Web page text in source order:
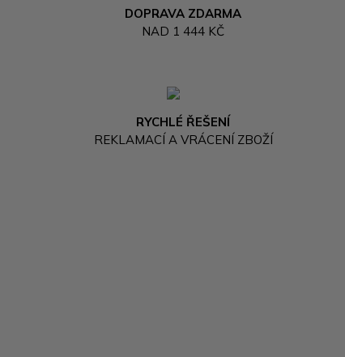
DOPRAVA ZDARMA
NAD 1 444 KČ
RYCHLÉ ŘEŠENÍ
REKLAMACÍ A VRÁCENÍ ZBOŽÍ